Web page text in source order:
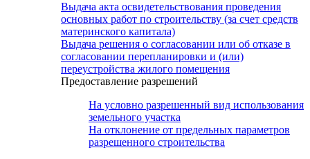
Выдача акта освидетельствования проведения
основных работ по строительству (за счет средств
материнского капитала)
Выдача решения о согласовании или об отказе в
согласовании перепланировки и (или)
переустройства жилого помещения
Предоставление разрешений
На условно разрешенный вид использования
земельного участка
На отклонение от предельных параметров
разрешенного строительства